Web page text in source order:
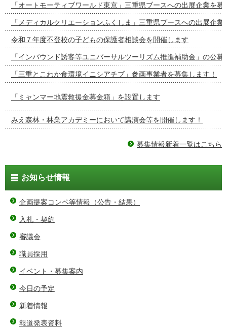
「オートモーティブワールド東京」三重県ブースへの出展企業を募
「メディカルクリエーションふくしま」三重県ブースへの出展企業
令和７年度不登校の子どもの保護者相談会を開催します
「インバウンド誘客等ユニバーサルツーリズム推進補助金」の公募
「三重とこわか食環境イニシアチブ」参画事業者を募集します！
「ミャンマー地震救援金募金箱」を設置します
みえ森林・林業アカデミーにおいて講演会等を開催します！
募集情報新着一覧はこちら
お知らせ情報
企画提案コンペ等情報（公告・結果）
入札・契約
審議会
職員採用
イベント・募集案内
今日の予定
新着情報
報道発表資料